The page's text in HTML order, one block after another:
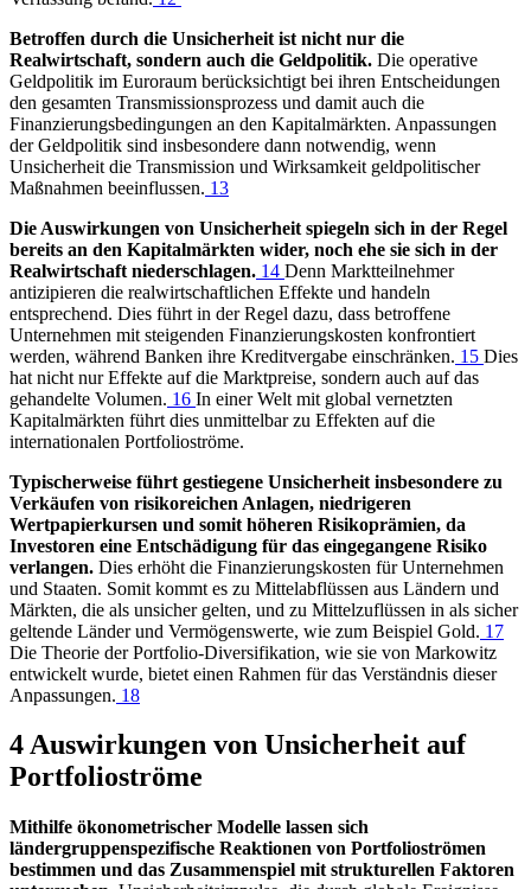
Betroffen durch die Unsicherheit ist nicht nur die
Realwirtschaft, sondern auch die Geldpolitik. Die operative
Geldpolitik im Euroraum berücksichtigt bei ihren Entscheidungen
den gesamten Transmissionsprozess und damit auch die
Finanzierungsbedingungen an den Kapitalmärkten. Anpassungen
der Geldpolitik sind insbesondere dann notwendig, wenn
Unsicherheit die Transmission und Wirksamkeit geldpolitischer
Maßnahmen beeinflussen. 13
Die Auswirkungen von Unsicherheit spiegeln sich in der Regel
bereits an den Kapitalmärkten wider, noch ehe sie sich in der
Realwirtschaft niederschlagen. 14 Denn Marktteilnehmer
antizipieren die realwirtschaftlichen Effekte und handeln
entsprechend. Dies führt in der Regel dazu, dass betroffene
Unternehmen mit steigenden Finanzierungskosten konfrontiert
werden, während Banken ihre Kreditvergabe einschränken. 15 Dies
hat nicht nur Effekte auf die Marktpreise, sondern auch auf das
gehandelte Volumen. 16 In einer Welt mit global vernetzten
Kapitalmärkten führt dies unmittelbar zu Effekten auf die
internationalen Portfolioströme.
Typischerweise führt gestiegene Unsicherheit insbesondere zu
Verkäufen von risikoreichen Anlagen, niedrigeren
Wertpapierkursen und somit höheren Risikoprämien, da
Investoren eine Entschädigung für das eingegangene Risiko
verlangen. Dies erhöht die Finanzierungskosten für Unternehmen
und Staaten. Somit kommt es zu Mittelabflüssen aus Ländern und
Märkten, die als unsicher gelten, und zu Mittelzuflüssen in als sicher
geltende Länder und Vermögenswerte, wie zum Beispiel Gold. 17
Die Theorie der Portfolio-Diversifikation, wie sie von Markowitz
entwickelt wurde, bietet einen Rahmen für das Verständnis dieser
Anpassungen. 18
4 Auswirkungen von Unsicherheit auf
Portfolioströme
Mithilfe ökonometrischer Modelle lassen sich
ländergruppenspezifische Reaktionen von Portfolioströmen
bestimmen und das Zusammenspiel mit strukturellen Faktoren